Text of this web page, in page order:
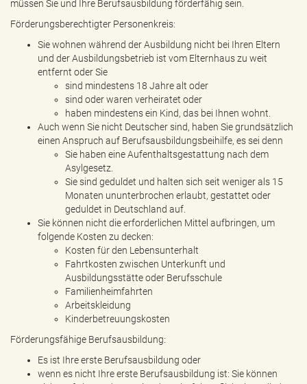
müssen Sie und Ihre Berufsausbildung förderfähig sein.
Förderungsberechtigter Personenkreis:
Sie wohnen während der Ausbildung nicht bei Ihren Eltern
und der Ausbildungsbetrieb ist vom Elternhaus zu weit
entfernt oder Sie
sind mindestens 18 Jahre alt oder
sind oder waren verheiratet oder
haben mindestens ein Kind, das bei Ihnen wohnt.
Auch wenn Sie nicht Deutscher sind, haben Sie grundsätzlich
einen Anspruch auf Berufsausbildungsbeihilfe, es sei denn
Sie haben eine Aufenthaltsgestattung nach dem
Asylgesetz.
Sie sind geduldet und halten sich seit weniger als 15
Monaten ununterbrochen erlaubt, gestattet oder
geduldet in Deutschland auf.
Sie können nicht die erforderlichen Mittel aufbringen, um
folgende Kosten zu decken:
Kosten für den Lebensunterhalt
Fahrtkosten zwischen Unterkunft und
Ausbildungsstätte oder Berufsschule
Familienheimfahrten
Arbeitskleidung
Kinderbetreuungskosten
Förderungsfähige Berufsausbildung:
Es ist Ihre erste Berufsausbildung oder
wenn es nicht Ihre erste Berufsausbildung ist: Sie können